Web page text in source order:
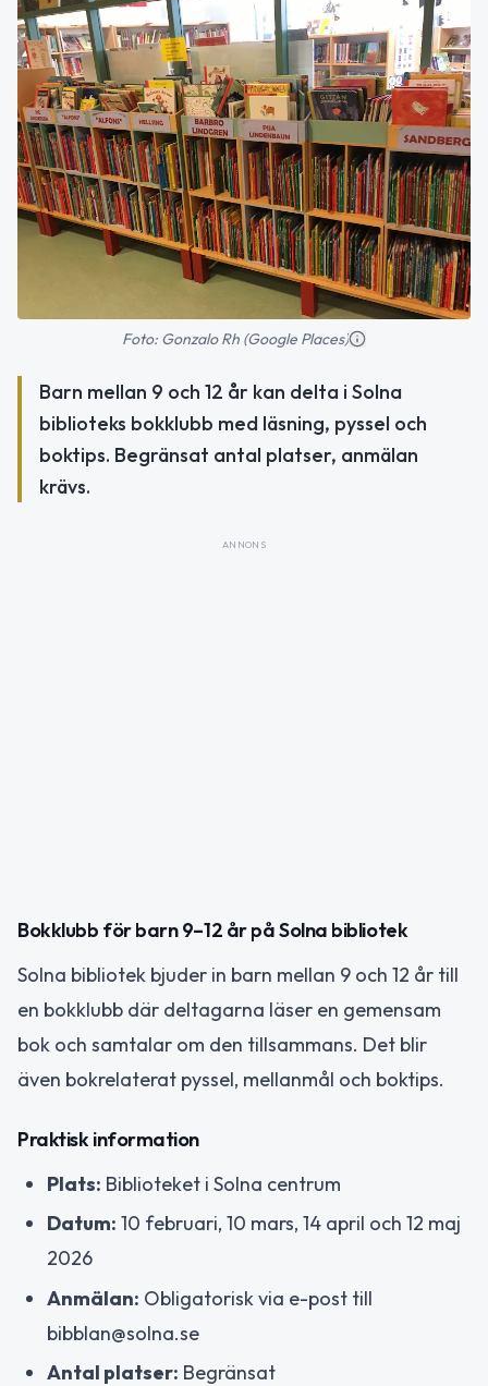
Foto: Gonzalo Rh (Google Places)
Barn mellan 9 och 12 år kan delta i Solna
biblioteks bokklubb med läsning, pyssel och
boktips. Begränsat antal platser, anmälan
krävs.
ANNONS
Bokklubb för barn 9–12 år på Solna bibliotek
Solna bibliotek bjuder in barn mellan 9 och 12 år till
en bokklubb där deltagarna läser en gemensam
bok och samtalar om den tillsammans. Det blir
även bokrelaterat pyssel, mellanmål och boktips.
Praktisk information
Plats: Biblioteket i Solna centrum
Datum: 10 februari, 10 mars, 14 april och 12 maj
2026
Anmälan: Obligatorisk via e-post till
bibblan@solna.se
Antal platser: Begränsat